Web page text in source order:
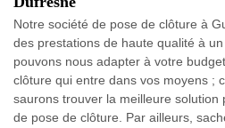
Notre société de pose de clôture à
des prestations de haute qualité à
pouvons nous adapter à votre
clôture qui entre dans vos moyens ;
saurons trouver la meilleure
de pose de clôture. Par ailleurs,